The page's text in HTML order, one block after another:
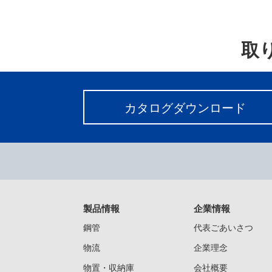
取
カタログダウンロード
製品情報
鋼管
物流
物置・収納庫
企業情報
代表ごあいさつ
企業理念
会社概要